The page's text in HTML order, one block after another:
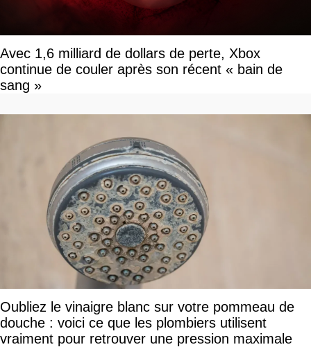
Avec 1,6 milliard de dollars de perte, Xbox
continue de couler après son récent « bain de
sang »
Oubliez le vinaigre blanc sur votre pommeau de
douche : voici ce que les plombiers utilisent
vraiment pour retrouver une pression maximale